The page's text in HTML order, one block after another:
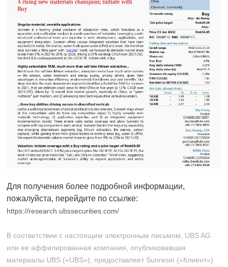
Для получения более подробной информации,
пожалуйста, перейдите по ссылке:
https://research.ubssecurities.com/
В соответствии с настоящим электронным письмом, UBS AG
или ее аффилированная компания, опубликовавшая
материалы UBS («UBS»), предоставляет Sunresin («Клиент»)